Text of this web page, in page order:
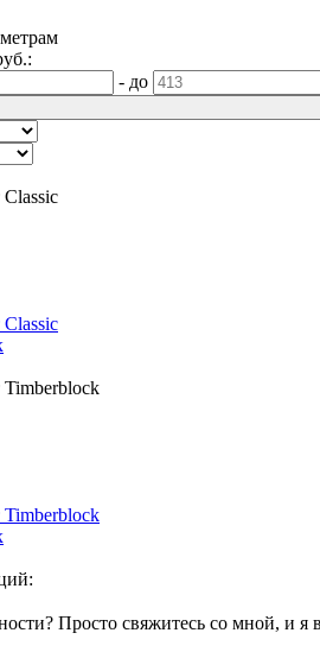
- до
Просто свяжитесь со мной, и я